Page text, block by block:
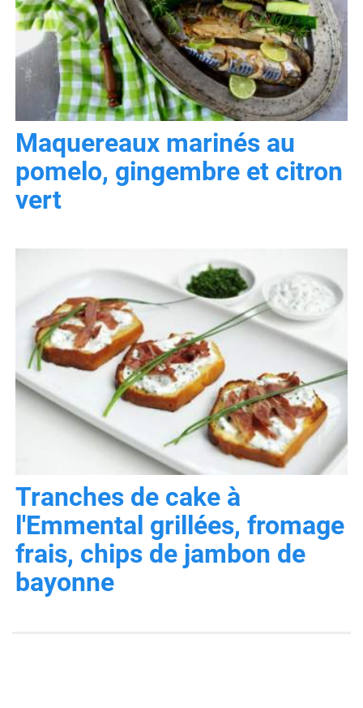
Maquereaux marinés au
pomelo, gingembre et citron
vert
Tranches de cake à
l'Emmental grillées, fromage
frais, chips de jambon de
bayonne